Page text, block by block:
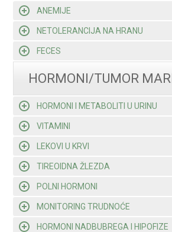
ANEMIJE
NETOLERANCIJA NA HRANU
FECES
HORMONI/TUMOR
HORMONI I METABOLITI U URINU
VITAMINI
LEKOVI U KRVI
TIREOIDNA ŽLEZDA
POLNI HORMONI
MONITORING TRUDNOĆE
HORMONI NADBUBREGA I HIPOFIZE